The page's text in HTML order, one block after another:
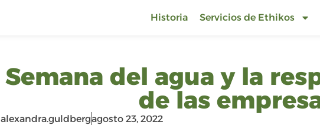
Historia Servicios de Ethikos
Semana del agua y la
de las
alexandra.guldbergagosto 23, 2022